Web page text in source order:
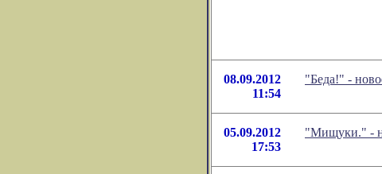
08.09.2012
11:54
"Беда!" -
05.09.2012
17:53
"Мищуки." -